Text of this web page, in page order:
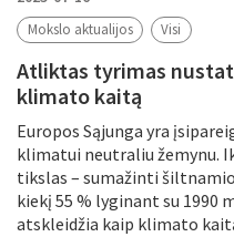
Mokslo aktualijos Visi
Atliktas tyrimas
klimato kaitą
Europos Sąjunga yra
klimatui neutraliu žemynu.
tikslas – sumažinti
kiekį 55 % lyginant su 1990
atskleidžia kaip klimato